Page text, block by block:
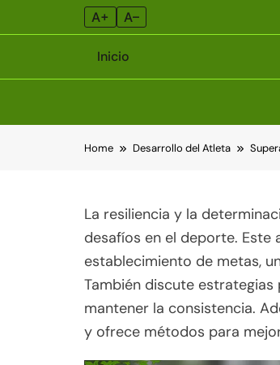
A+ A–
Inicio
Home Desarrollo del Atleta
La resiliencia y la
desafíos en el deporte.
establecimiento de metas,
También discute
mantener la consistencia.
y ofrece métodos para